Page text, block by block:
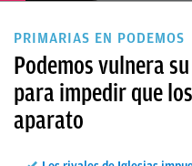
PRIMARIAS EN PODEMOS
Podemos vulnera
para impedir que
aparato